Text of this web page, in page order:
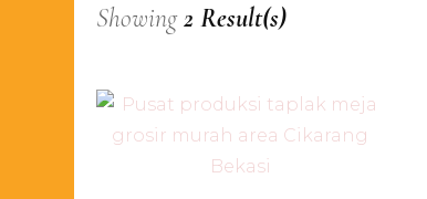
Showing2 Result(s)